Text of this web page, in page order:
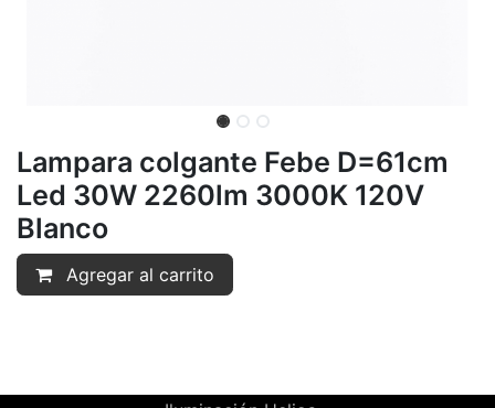
Lampara colgante Febe D=61cm
Led 30W 2260lm 3000K 120V
Blanco
Agregar al carrito